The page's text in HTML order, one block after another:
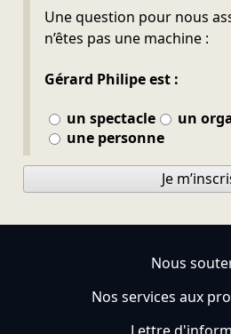
Une question pour nous
n’êtes pas une machine :
Gérard Philipe est :
un spectacle
un
une personne
Ne pas remplir
Je
Nous
Nos services aux